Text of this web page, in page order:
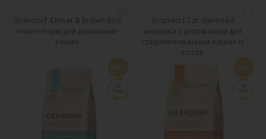
Grandorf 4 Meat & Brown Rice
Indoor корм для домашних
кошек
Grandorf Cat Sterilised
индейка с рисом корм для
стерилизованных кошек и
котов